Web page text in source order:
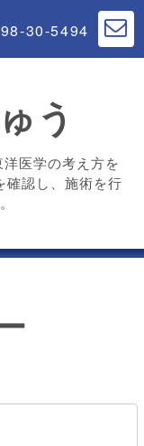
30-5494
う
医学の考え方を
確認し、施術を行